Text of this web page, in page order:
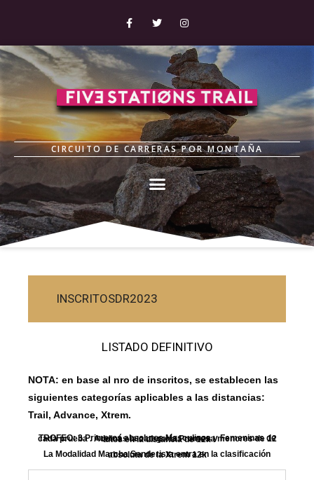
CIRCUITO DE CARRERAS POR MONTAÑA
INSCRITOSDR2023
LISTADO DEFINITIVO
NOTA: en base al nro de inscritos, se establecen las
siguientes categorías aplicables a las distancias:
Trail, Advance, Xtrem.
TROFEO: 3 Primeros absolutos Masculinos y Femeninas de cada prueba . Además la categoría Promesa menores de 12 años en la distancia de 12k
La Modalidad Marcha Senderista entra en la clasificación absoluta de la Xtrem 12k